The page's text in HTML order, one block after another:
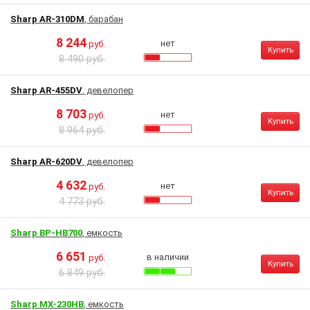
Sharp AR-310DM, барабан
8 244 руб.
8 490 руб.
нет
Купить
Sharp AR-455DV, девелопер
8 703 руб.
8 964 руб.
нет
Купить
Sharp AR-620DV, девелопер
4 632 руб.
4 773 руб.
нет
Купить
Sharp BP-HB700, емкость
6 651 руб.
6 849 руб.
в наличии
Купить
Sharp MX-230HB, емкость